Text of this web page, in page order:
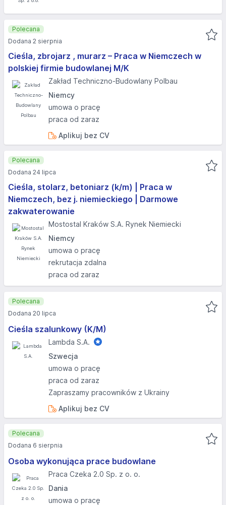
Cieśla, zbrojarz , murarz – Praca w Niemczech w
polskiej firmie budowlanej M/K
Zakład Techniczno-Budowlany Polbau
Niemcy
umowa o pracę
praca od zaraz
Aplikuj bez CV
Polecana
Dodana 2 sierpnia
Cieśla, stolarz, betoniarz (k/m) | Praca w
Niemczech, bez j. niemieckiego | Darmowe
zakwaterowanie
Mostostal Kraków S.A. Rynek Niemiecki
Niemcy
umowa o pracę
rekrutacja zdalna
praca od zaraz
Polecana
Dodana 24 lipca
Cieśla szalunkowy (K/M)
Lambda S.A.
Szwecja
umowa o pracę
praca od zaraz
Zapraszamy pracowników z Ukrainy
Aplikuj bez CV
Polecana
Dodana 20 lipca
Osoba wykonująca prace budowlane
Praca Czeka 2.0 Sp. z o. o.
Dania
umowa o pracę
Polecana
Dodana 6 sierpnia